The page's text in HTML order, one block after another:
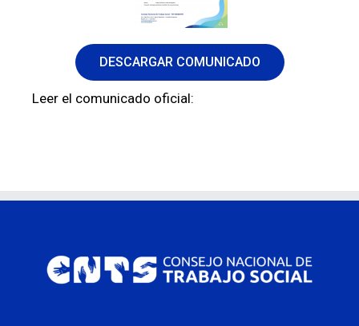
Leer el comunicado oficial:
DESCARGAR COMUNICADO